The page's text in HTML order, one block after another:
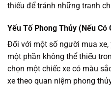
thiếu để tránh những tranh
Yếu Tố Phong Thủy (Nếu Có
Đối với một số người mua
một phần không thể thiếu
chọn một chiếc xe có màu
xe theo quan niệm phong